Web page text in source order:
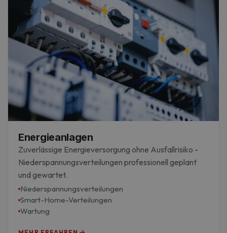
Energieanlagen
Zuverlässige Energieversorgung ohne Ausfallrisiko -
Niederspannungsverteilungen professionell geplant
und gewartet.
Niederspannungsverteilungen
Smart-Home-Verteilungen
Wartung